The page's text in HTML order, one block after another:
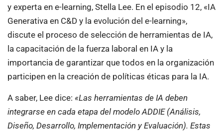
y experta en e-learning, Stella Lee. En el episodio 12, «IA
Generativa en C&D y la evolución del e-learning»,
discute el proceso de selección de herramientas de IA,
la capacitación de la fuerza laboral en IA y la
importancia de garantizar que todos en la organización
participen en la creación de políticas éticas para la IA.
A saber, Lee dice: «Las herramientas de IA deben
integrarse en cada etapa del modelo ADDIE (Análisis,
Diseño, Desarrollo, Implementación y Evaluación). Estas